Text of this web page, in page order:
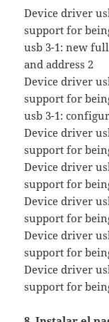
Device driver
support for
usb 3-1: new
and address 2
Device driver
support for
usb 3-1:
Device driver
support for
Device driver
support for
Device driver
support for
Device driver
support for
Device driver
support for